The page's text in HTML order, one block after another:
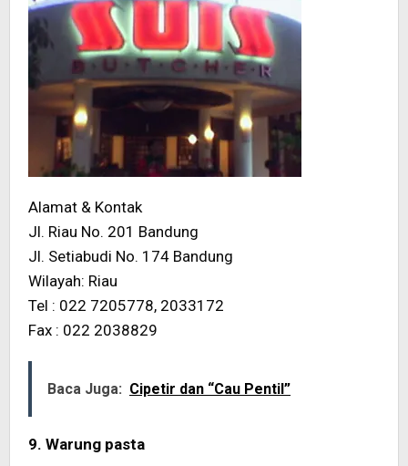
Alamat & Kontak
Jl. Riau No. 201 Bandung
Jl. Setiabudi No. 174 Bandung
Wilayah: Riau
Tel : 022 7205778, 2033172
Fax : 022 2038829
Baca Juga: Cipetir dan “Cau Pentil”
9. Warung pasta